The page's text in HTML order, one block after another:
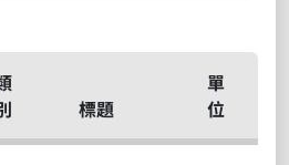
標題
單
位